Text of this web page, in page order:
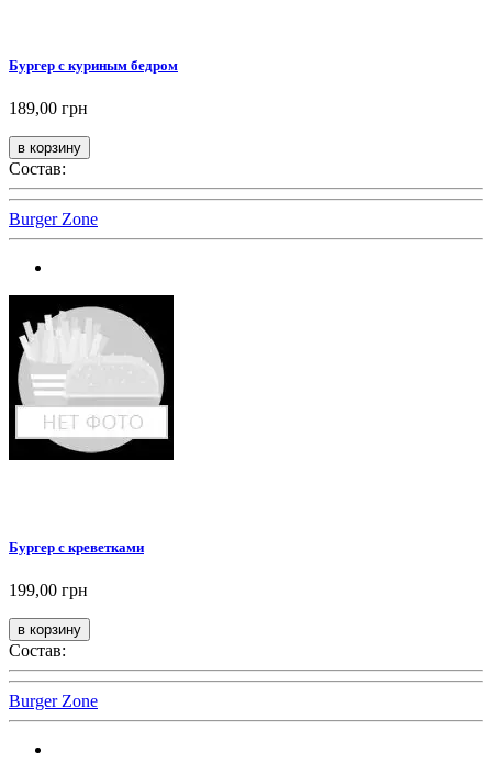
Бургер с куриным бедром
189,00 грн
Состав:
Burger Zone
Бургер с креветками
199,00 грн
Состав:
Burger Zone